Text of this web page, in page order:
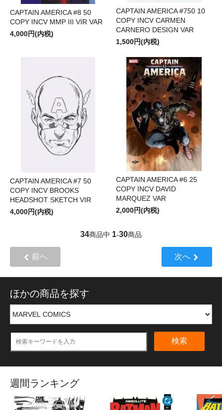
CAPTAIN AMERICA #8 50
COPY INCV MMP III VIR VAR
4,000円(内税)
CAPTAIN AMERICA #750 10
COPY INCV CARMEN
CARNERO DESIGN VAR
1,500円(内税)
CAPTAIN AMERICA #7 50
COPY INCV BROOKS
HEADSHOT SKETCH VIR
4,000円(内税)
CAPTAIN AMERICA #6 25
COPY INCV DAVID
MARQUEZ VAR
2,000円(内税)
34商品中 1-30商品
前へ 次へ
ほかの商品を探す
検索
週間ランキング